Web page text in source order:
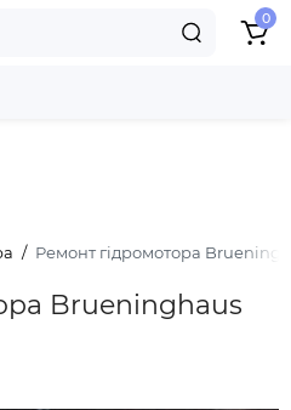
0
Ремонт гідромотора
Brueninghaus